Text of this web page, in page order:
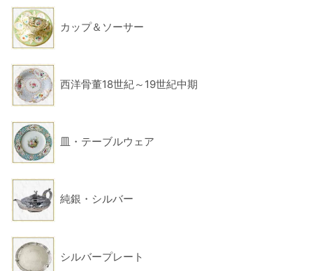
カップ＆ソーサー
西洋骨董18世紀～19世紀中期
皿・テーブルウェア
純銀・シルバー
シルバープレート